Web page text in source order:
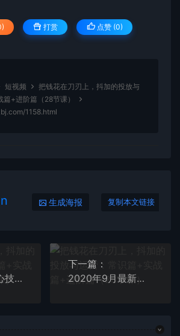
打赏 点赞 (0)
短视频
把钱花在刀刃上，抖加的投放与
篇+进阶篇（28节课）
1158.html
生成海报 复制本文链接
短视频投放核心技术晋级课：掌握投放，涨粉无忧（12节课时）
下一篇：
2020年9月最新抖音跳核对解决方法+抖音原创度低医疗广告申诉